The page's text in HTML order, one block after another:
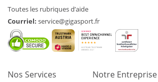
Toutes les rubriques d’aide
Courriel: service@gigasport.fr
Nos Services Notre Entreprise